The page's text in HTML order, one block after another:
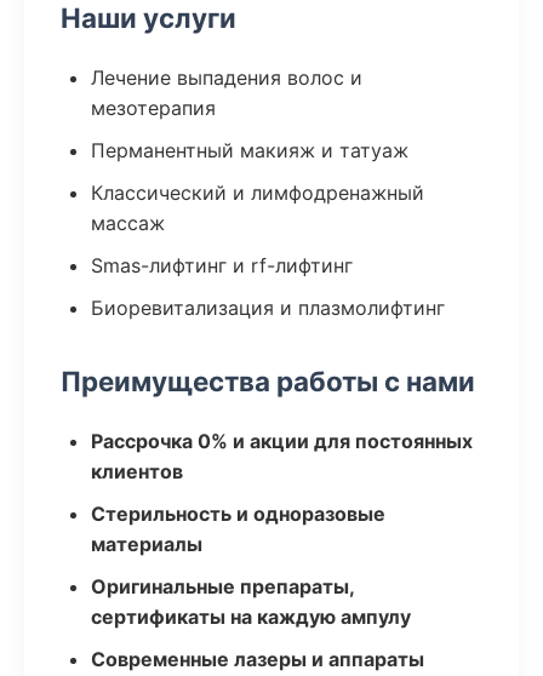
Наши услуги
Лечение выпадения волос и
мезотерапия
Перманентный макияж и татуаж
Классический и лимфодренажный
массаж
Smas-лифтинг и rf-лифтинг
Биоревитализация и плазмолифтинг
Преимущества работы с нами
Рассрочка 0% и акции для постоянных
клиентов
Стерильность и одноразовые
материалы
Оригинальные препараты,
сертификаты на каждую ампулу
Современные лазеры и аппараты